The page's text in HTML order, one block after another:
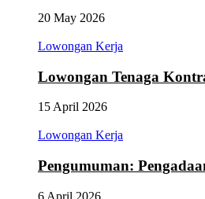
20 May 2026
Lowongan Kerja
Lowongan Tenaga
15 April 2026
Lowongan Kerja
Pengumuman:
6 April 2026